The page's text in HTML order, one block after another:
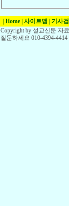
Home 사이트맵 기사
Copyright by 설교신문 자
질문하세요 010-4394-4414